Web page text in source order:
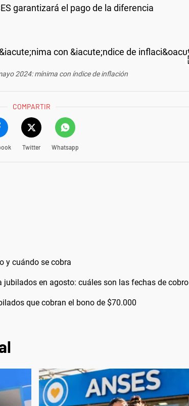
garantizará el pago de la diferencia
2024: mínima con índice de inflación
COMPARTIR
Twitter Whatsapp
y cuándo se cobra
en agosto: cuáles son las fechas de cobro
que cobran el bono de $70.000